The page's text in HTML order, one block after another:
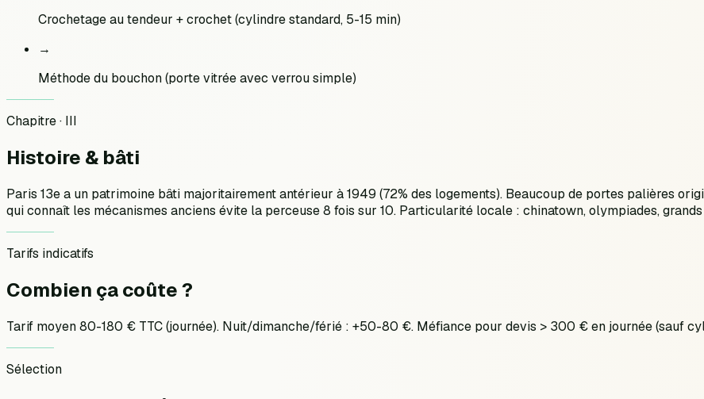
Crochetage au tendeur + crochet (cylindre standard, 5-15 min)
→
Méthode du bouchon (porte vitrée avec verrou simple)
Chapitre · III
Histoire & bâti
Paris 13e a un patrimoine bâti majoritairement antérieur à 1949 (72% des logements). Beaucoup de portes palières
qui connaît les mécanismes anciens évite la perceuse 8 fois sur 10. Particularité locale : chinatown, olympiades,
Tarifs indicatifs
Combien çacoûte ?
Tarif moyen 80-180 € TTC (journée). Nuit/dimanche/férié : +50-80 €. Méfiance pour devis > 300 € en journée (sauf
Sélection